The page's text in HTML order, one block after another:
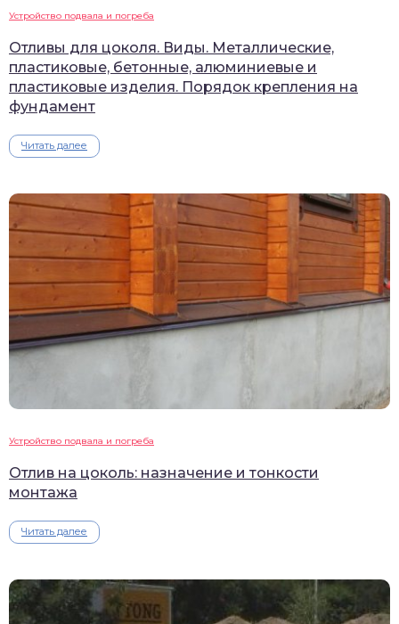
Устройство подвала и погреба
Отливы для цоколя. Виды. Металлические,
пластиковые, бетонные, алюминиевые и
пластиковые изделия. Порядок крепления на
фундамент
Читать далее
Устройство подвала и погреба
Отлив на цоколь: назначение и тонкости
монтажа
Читать далее